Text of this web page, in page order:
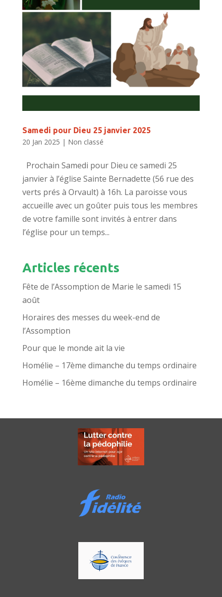
Samedi pour Dieu 25 janvier 2025
20 Jan 2025 | Non classé
Prochain Samedi pour Dieu ce samedi 25
janvier à l’église Sainte Bernadette (56 rue des
verts prés à Orvault) à 16h. La paroisse vous
accueille avec un goûter puis tous les membres
de votre famille sont invités à entrer dans
l’église pour un temps...
Articles récents
Fête de l’Assomption de Marie le samedi 15
août
Horaires des messes du week-end de
l’Assomption
Pour que le monde ait la vie
Homélie – 17ème dimanche du temps ordinaire
Homélie – 16ème dimanche du temps ordinaire